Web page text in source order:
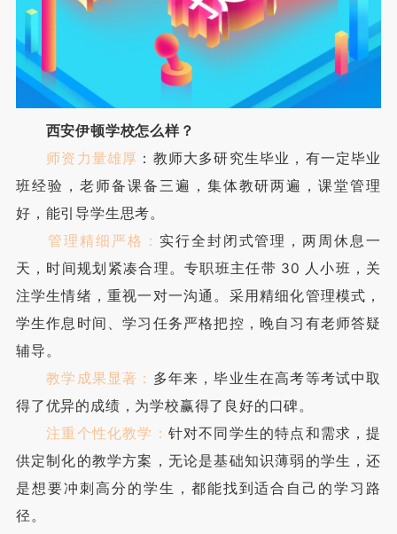
西安伊顿学校怎么样？
师资力量雄厚 ：教师大多研究生毕业，有一定毕业
班经验，老师备课备三遍，集体教研两遍，课堂管理
好，能引导学生思考。
管理精细严格： 实行全封闭式管理，两周休息一
天，时间规划紧凑合理。专职班主任带 30 人小班，关
注学生情绪，重视一对一沟通。采用精细化管理模式，
学生作息时间、学习任务严格把控，晚自习有老师答疑
辅导。
教学成果显著： 多年来，毕业生在高考等考试中取
得了优异的成绩，为学校赢得了良好的口碑。
注重个性化教学： 针对不同学生的特点和需求，提
供定制化的教学方案，无论是基础知识薄弱的学生，还
是想要冲刺高分的学生，都能找到适合自己的学习路
径。